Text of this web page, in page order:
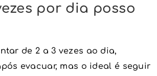
por dia posso
de 2 a 3 vezes ao dia,
evacuar, mas o ideal é seguir